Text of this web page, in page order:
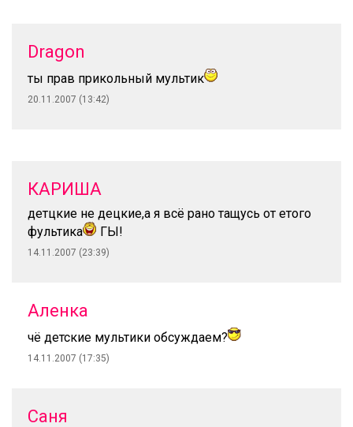
Dragon
ты прав прикольный мультик
20.11.2007 (13:42)
КАРИША
детцкие не децкие,а я всё рано тащусь от етого
фультика
ГЫ!
14.11.2007 (23:39)
Аленка
чё детские мультики обсуждаем?
14.11.2007 (17:35)
Саня